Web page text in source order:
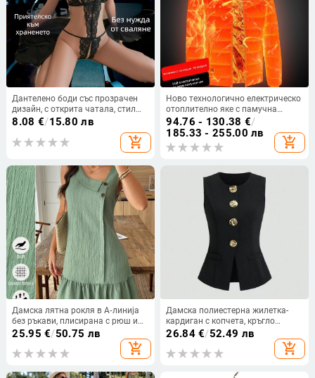
Дантелено боди със прозрачен
дизайн, с открита чатала, стил
джъмпсют, полиестерна материя
8.08 €/15.80 лв
add_shopping_cart
Ново технологично електрическо
отоплително яке с памучна
подплата за мъже и жени,
интелигентно отоплително
памучно подплатено облекло,
зареждащо цялото тяло,
94.76 - 130.38 €/
185.33 - 255.00 лв
add_shopping_cart
Дамска лятна рокля в А‑линија
без ръкави, плисирана с рюш и
волани, бобено зелена, курортен
25.95 €/50.75 лв
add_shopping_cart
Дамска полиестерна жилетка-
кардиган с копчета, кръгло
деколте, едноцветна, стандартна
26.84€/52.49 лв
add_shopping_cart